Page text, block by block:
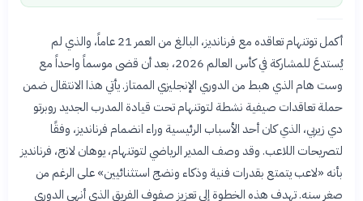
أكمل توتنهام تعاقده مع فرنانديز، البالغ من العمر 21 عاماً، والذي لم
يُستدعَ للمشاركة في كأس العالم 2026، بعد أن قضى موسماً واحداً مع
وست هام الذي هبط من الدوري الإنجليزي الممتاز. يأتي هذا الانتقال ضمن
حملة تعاقدات صيفية نشطة لتوتنهام تحت قيادة المدرب الجديد روبرتو
دي زيربي، الذي كان أحد الأسباب الرئيسية وراء انضمام فرنانديز، وفقًا
لتصريحات اللاعب. وقد وصف المدير الرياضي لتوتنهام، يوهان لانج، فرنانديز
بأنه «لاعب يتمتع بقدرات فنية وذكاء ونضج استثنائيين» على الرغم من
صغر سنه. تهدف هذه الخطوة إلى تعزيز صفوف الفريق الذي أنهى الدوري